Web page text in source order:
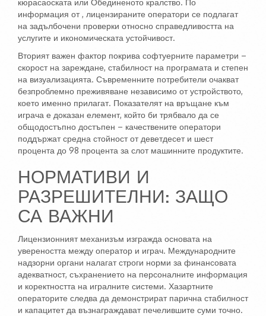
кюрасаоската или Обединеното кралство. По
информация от , лицензираните оператори се подлагат
на задълбочени проверки относно справедливостта на
услугите и икономическата устойчивост.
Вторият важен фактор покрива софтуерните параметри –
скорост на зареждане, стабилност на програмата и степен
на визуализацията. Съвременните потребители очакват
безпроблемно преживяване независимо от устройството,
което именно прилагат. Показателят на връщане към
играча е доказан елемент, който би трябвало да се
общодостъпно достъпен – качествените оператори
поддържат средна стойност от деветдесет и шест
процента до 98 процента за слот машинните продуктите.
НОРМАТИВИ И
РАЗРЕШИТЕЛНИ: ЗАЩО
СА ВАЖНИ
Лицензионният механизъм изгражда основата на
увереността между оператор и играч. Международните
надзорни органи налагат строги норми за финансовата
адекватност, съхранението на персоналните информация
и коректността на игралните системи. Хазартните
операторите следва да демонстрират парична стабилност
и капацитет да възнаграждават печелившите суми точно.